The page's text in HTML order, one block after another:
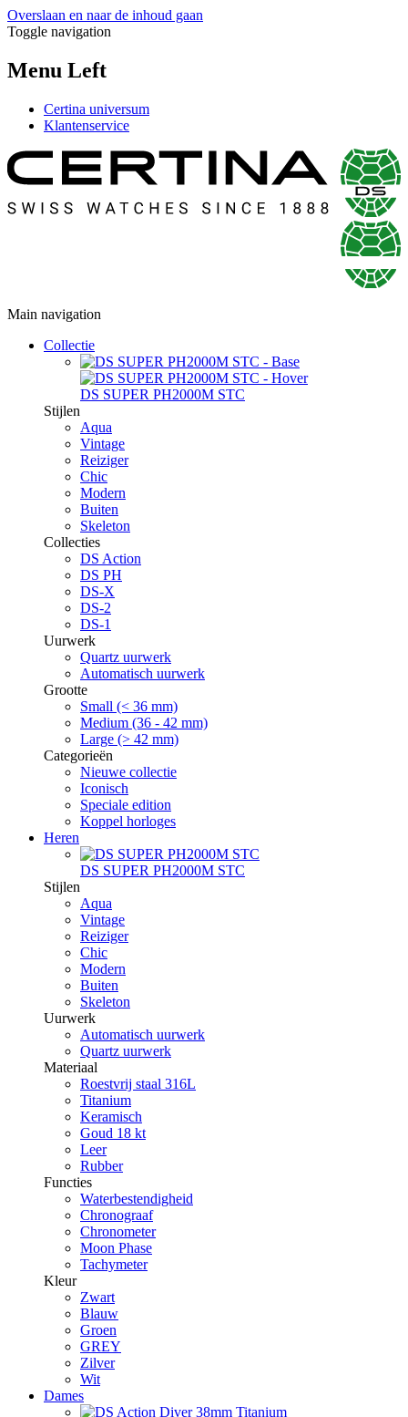
Overslaan en naar de inhoud gaan
Toggle navigation
Menu Left
Certina universum
Klantenservice
Main navigation
Collectie
DS SUPER PH2000M STC
Stijlen
Aqua
Vintage
Reiziger
Chic
Modern
Buiten
Skeleton
Collecties
DS Action
DS PH
DS-X
DS-2
DS-1
Uurwerk
Quartz uurwerk
Automatisch uurwerk
Grootte
Small (< 36 mm)
Medium (36 - 42 mm)
Large (> 42 mm)
Categorieën
Nieuwe collectie
Iconisch
Speciale edition
Koppel horloges
Heren
DS SUPER PH2000M STC
Stijlen
Aqua
Vintage
Reiziger
Chic
Modern
Buiten
Skeleton
Uurwerk
Automatisch uurwerk
Quartz uurwerk
Materiaal
Roestvrij staal 316L
Titanium
Keramisch
Goud 18 kt
Leer
Rubber
Functies
Waterbestendigheid
Chronograaf
Chronometer
Moon Phase
Tachymeter
Kleur
Zwart
Blauw
Groen
GREY
Zilver
Wit
Dames